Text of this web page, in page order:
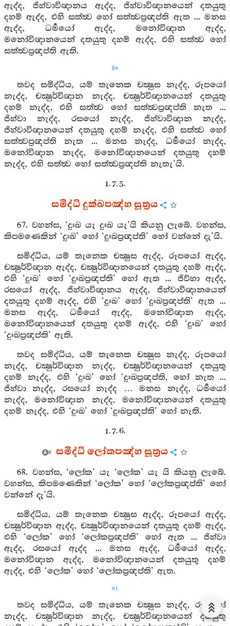
ඇද්ද, ජිහ්වාවිඥානය ඇද්ද, ජිහ්වාවිඥානයෙන් දතයුතු
දහම් ඇද්ද, එහි සත්ත්‍ව හෝ සත්ත්‍වප්‍රඥප්ති ඇත ... මනස
ඇද්ද, ධර්‍මයෝ ඇද්ද, මනෝවිඥාන ඇද්ද,
මනෝවිඥානයෙන් දතයුතු දහම් ඇද්ද, එහි සත්ත්‍ව හෝ
සත්ත්‍වප්‍රඥප්ති ඇති.
89
තවද සමිද්ධිය, යම් තැනෙක චක්‍ෂුස නැද්ද, රූපයෝ
නැද්ද, චක්‍ෂුර්විඥාන නැද්ද, චක්‍ෂුර්විඥානයෙන් දතයුතු
දහම් නැද්ද, එහි සත්ත්‍ව හෝ සත්ත්‍වප්‍රඥප්ති නැත ...
ජිහ්වා නැද්ද, රසයෝ නැද්ද, ජිහ්වාවිඥාන නැද්ද,
ජිහ්වාවිඥානයෙන් දතයුතු දහම් නැද්ද, එහි සත්ත්‍ව හෝ
සත්ත්‍වප්‍රඥප්ති නැත ... මනස නැද්ද, ධර්‍මයෝ නැද්ද,
මනෝවිඥාන නැද්ද, මනෝවිඥානයෙන් දතයුතු දහම්
නැද්ද, එහි සත්ත්‍ව හෝ සත්ත්‍වප්‍රඥප්ති නැතැ’යි.
1. 7. 5.
සමිද්ධි දුක්ඛපඤ්හ සූත්‍රය
67. වහන්ස, ‘දුඃඛ යැ දුඃඛ යැ’යි කියනු ලැබේ. වහන්ස,
කිපමණෙකින් ‘දුඃඛ’ හෝ ‘දුඃඛප්‍රඥප්ති’ හෝ වන්නේ දැ’යි.
සමිද්ධිය, යම් තැනෙක චක්‍ෂුස ඇද්ද, රූපයෝ ඇද්ද,
චක්‍ෂුර්විඥාන ඇද්ද, චක්‍ෂුර්විඥානයෙන් දතයුතු දහම් ඇද්ද,
එහි ‘දුඃඛ’ හෝ ‘දුඃඛප්‍රඥප්ති’ හෝ ඇත ... ජිව්හා ඇද්ද,
රසයෝ ඇද්ද, ජිහ්වාවිඥානය ඇද්ද, ජිහ්වාවිඥානයෙන්
දතයුතු දහම් ඇද්ද, එහි ‘දුඃඛ’ හෝ ‘දුඃඛප්‍රඥප්ති’ ඇත ...
මනස ඇද්ද, ධර්‍මයෝ ඇද්ද, මනෝවිඥාන ඇද්ද,
මනෝවිඥානයෙන් දතයුතු දහම් ඇද්ද, එහි ‘දුඃඛ’ හෝ
‘දුඃඛප්‍රඥප්ති’ ඇති.
තවද සමිද්ධිය, යම් තැනෙක චක්‍ෂුස නැද්ද, රූපයෝ
නැද්ද, චක්‍ෂුර්විඥාන නැද්ද, චක්‍ෂුර්විඥානයෙන් දතයුතු
දහම් නැද්ද, එහි ‘දුඃඛ’ හෝ ‘දුඃඛප්‍රඥප්ති, හෝ නැත ...
ජිහ්වා නැද්ද, රසයෝ නැද්ද … මනස නැද්ද, ධර්‍මයෝ
නැද්ද, මනෝවිඥාන නැද්ද, මනෝවිඥානයෙන් දතයුතු
දහම් නැද්ද, එහි ‘දුඃඛ’ හෝ ‘දුඃඛප්‍රඥප්ති’ හෝ නැති.
1. 7. 6.
සමිද්ධි ලෝකපඤ්හ සූත්‍රය
68. වහන්ස, ‘ලෝක’ යැ ‘ලෝක’ යැ යි කියනු ලැබේ.
වහන්ස, කිපමණෙකින් ‘ලෝක’ හෝ ‘ලෝකප්‍රඥප්ති’ හෝ
වන්නේ දැ’යි.
සමිද්ධිය, යම් තැනෙක චක්‍ෂුස ඇද්ද, රූපයෝ ඇද්ද,
චක්‍ෂුර්විඥාන ඇද්ද, චක්‍ෂුර්විඥානයෙන් දතයුතු දහම් ඇද්ද,
එහි ‘ලෝක’ හෝ ‘ලෝකප්‍රඥප්ති’ හෝ ඇත ... ජිහ්වා
ඇද්ද, රසයෝ ඇද්ද ... මනස ඇද්ද, ධර්‍මයෝ ඇද්ද,
මනෝවිඥාන ඇද්ද, මනෝවිඥානයෙන් දතයුතු දහම්
ඇද්ද, එහි ‘ලෝක’ හෝ ‘ලෝකප්‍රඥප්ති’ ඇත.
91
තවද සමිද්ධිය, යම් තැනෙක චක්‍ෂුස නැද්ද, රූපයෝ
නැද්ද, චක්‍ෂුර්විඥාන නැද්ද, චක්‍ෂුර්විඥානයෙන් දතයුතු